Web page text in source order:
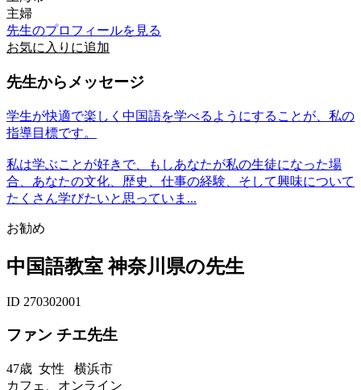
主婦
先生のプロフィールを見る
お気に入りに追加
先生からメッセージ
学生が快適で楽しく中国語を学べるようにすることが、私の
指導目標です。
私は学ぶことが好きで、もしあなたが私の生徒になった場
合、あなたの文化、歴史、仕事の経験、そして興味について
たくさん学びたいと思っていま...
お勧め
中国語教室 神奈川県の先生
ID 270302001
ファン チエ先生
47歳 女性 横浜市
カフェ、オンライン